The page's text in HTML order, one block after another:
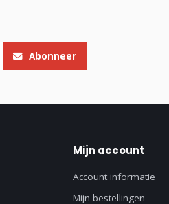
Abonneer
Mijn account
Account informatie
Mijn bestellingen